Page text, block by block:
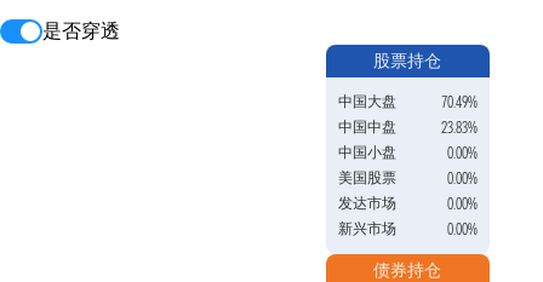
是否穿透
股票持仓
中国大盘
70.49%
中国中盘
23.83%
中国小盘
0.00%
美国股票
0.00%
发达市场
0.00%
新兴市场
0.00%
债券持仓